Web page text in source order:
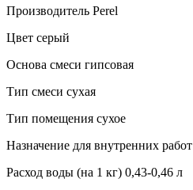
Производитель Perel
Цвет серый
Основа смеси гипсовая
Тип смеси сухая
Тип помещения сухое
Назначение для внутренних работ
Расход воды (на 1 кг) 0,43-0,46 л